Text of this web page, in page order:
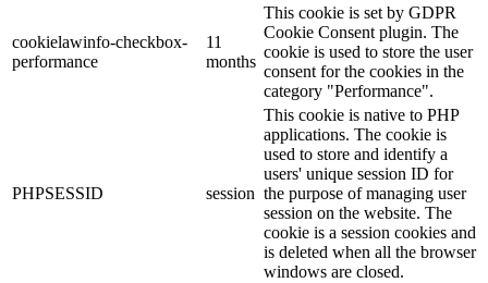
cookielawinfo-checkbox-
performance
11
months
This cookie is set by GDPR
Cookie Consent plugin. The
cookie is used to store the user
consent for the cookies in the
category "Performance".
PHPSESSID session
This cookie is native to PHP
applications. The cookie is
used to store and identify a
users' unique session ID for
the purpose of managing user
session on the website. The
cookie is a session cookies and
is deleted when all the browser
windows are closed.